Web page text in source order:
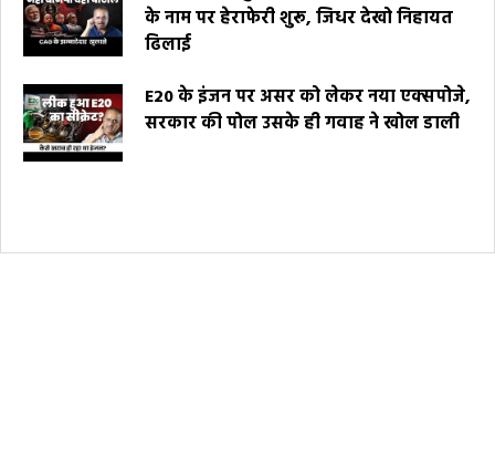
के नाम पर हेराफेरी शुरू, जिधर देखो निहायत
ढिलाई
E20 के इंजन पर असर को लेकर नया एक्सपोजे,
सरकार की पोल उसके ही गवाह ने खोल डाली